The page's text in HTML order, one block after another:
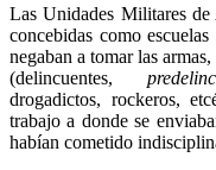
Las Unidades Militares
concebidas como
negaban a tomar las
(delincuentes,
drogadictos, rockeros,
trabajo a donde se
habían cometido